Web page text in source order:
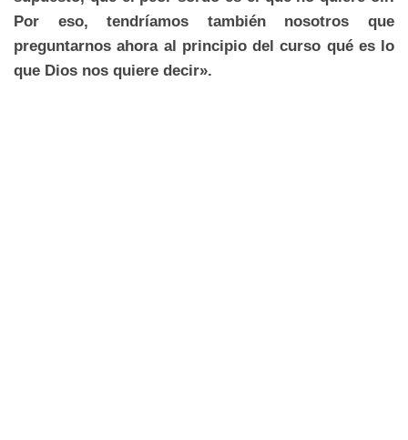
Por eso, tendríamos también nosotros que
preguntarnos ahora al principio del curso qué es lo
que Dios nos quiere decir».